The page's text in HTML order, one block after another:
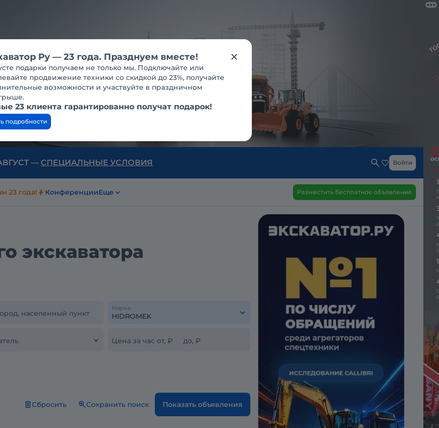
— СПЕЦИАЛЬНЫЕ УСЛОВИЯ Войти
23 года! КонференцииЕще Разместить бесплатное объявление
экскаватора
населенный пункт
Марка
Цена за час от, ₽ до, ₽
Сбросить Сохранить поиск Показать объявления
Ру — 23 года. Празднуем вместе!
подарки получаем не только мы. Подключайте или
продвижение техники со скидкой до 23%, получайте
возможности и участвуйте в праздничном
23 клиента гарантированно получат подарок!
подробности